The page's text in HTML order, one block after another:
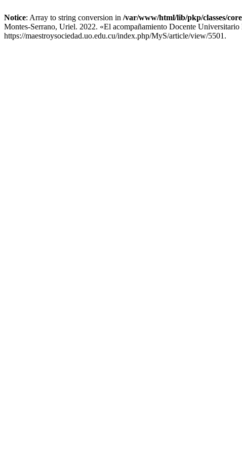
Notice: Array to string conversion in /var/www/html/lib/pkp/classes/
Montes-Serrano, Uriel. 2022. «El acompañamiento Docente
https://maestroysociedad.uo.edu.cu/index.php/MyS/article/view/5501.